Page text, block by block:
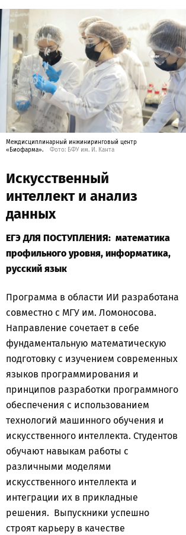
Междисциплинарный инжиниринговый центр
«Биофарма».
Фото: БФУ им. И. Канта
Искусственный
интеллект и анализ
данных
ЕГЭ ДЛЯ ПОСТУПЛЕНИЯ: математика
профильного уровня, информатика,
русский язык
Программа в области ИИ разработана
совместно с МГУ им. Ломоносова.
Направление сочетает в себе
фундаментальную математическую
подготовку с изучением современных
языков программирования и
принципов разработки программного
обеспечения с использованием
технологий машинного обучения и
искусственного интеллекта. Студентов
обучают навыкам работы с
различными моделями
искусственного интеллекта и
интеграции их в прикладные
решения. Выпускники успешно
строят карьеру в качестве